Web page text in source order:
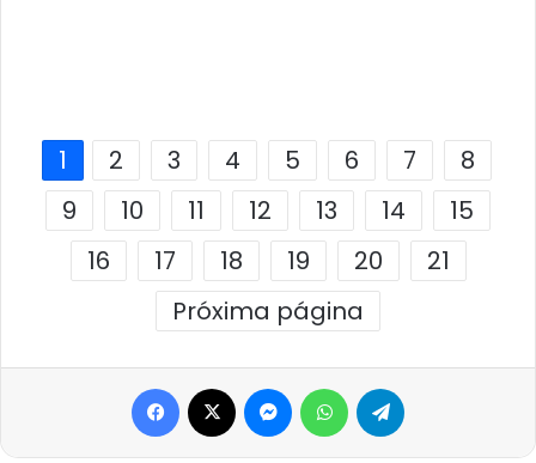
1 2 3 4 5 6 7
8
9
10 11 12 13 14
15
16
17 18 19 20
21
Próxima página
Facebook MessengerWhatsApp